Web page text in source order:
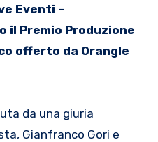
Eventi –
il Premio Produzione
offerto da Orangle
da una giuria
Gianfranco Gori e